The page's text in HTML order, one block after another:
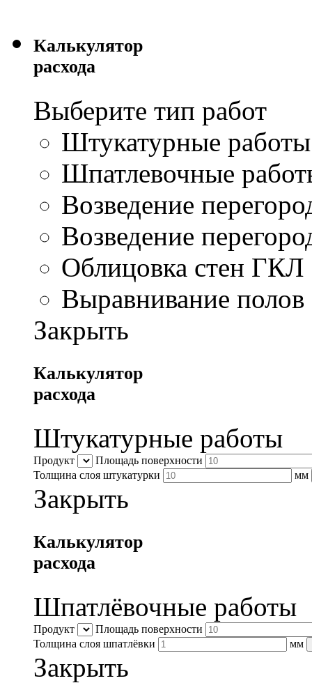
Калькулятор
расхода
Выберите тип работ
Штукатурные работы
Шпатлевочные
Возведение
Возведение
Облицовка стен ГКЛ
Выравнивание полов
Закрыть
Калькулятор
расхода
Штукатурные работы
Продукт
Площадь поверхности
Толщина слоя штукатурки
мм
Закрыть
Калькулятор
расхода
Шпатлёвочные работы
Продукт
Площадь поверхности
Толщина слоя шпатлёвки
мм
Закрыть